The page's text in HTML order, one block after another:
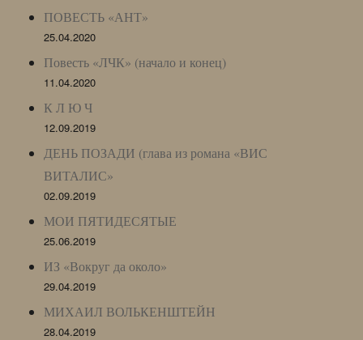
ПОВЕСТЬ «АНТ»
25.04.2020
Повесть «ЛЧК» (начало и конец)
11.04.2020
К Л Ю Ч
12.09.2019
ДЕНЬ ПОЗАДИ (глава из романа «ВИС
ВИТАЛИС»
02.09.2019
МОИ ПЯТИДЕСЯТЫЕ
25.06.2019
ИЗ «Вокруг да около»
29.04.2019
МИХАИЛ ВОЛЬКЕНШТЕЙН
28.04.2019